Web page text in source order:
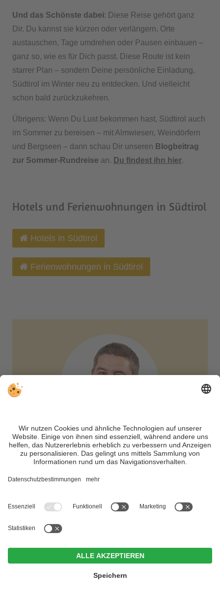
Und das Schönste dabei: Diese Reise gehört ganz
Dir. Du kannst sie kürzen oder verlängern, Orte
austauschen, Tage umdrehen oder Pausen einbauen –
ganz so, wie es für Dich passt. Diese Route ist kein
starrer Plan – sondern Deine persönliche Einladung,
Südtirol im Winter neu zu entdecken. Und vielleicht
schon bald zurückzukehren.
Übrigens: Wenn Du Lust bekommen hast, Südtirol auch
im Sommer zu bereisen – mit Almwiesen, Weindörfern
und Bergseen – dann schau Dir unseren Blogbeitrag
zur Sommer-Rundreise an. Du findest ihn hier.
Hotels und Ferienwohnungen in Südtirol
Hotels in Südtirol
Ferienwohnungen in Südtirol
Geschrieben von
ANDREAS OBEXER
Südtirol-interessierter Vater zweier kleiner Kids,
entdecken. Neben der wunderschönen
Landschaft interessiert er sich besonders auch
wunderschönen Land.
Mehr erfahren über Andreas